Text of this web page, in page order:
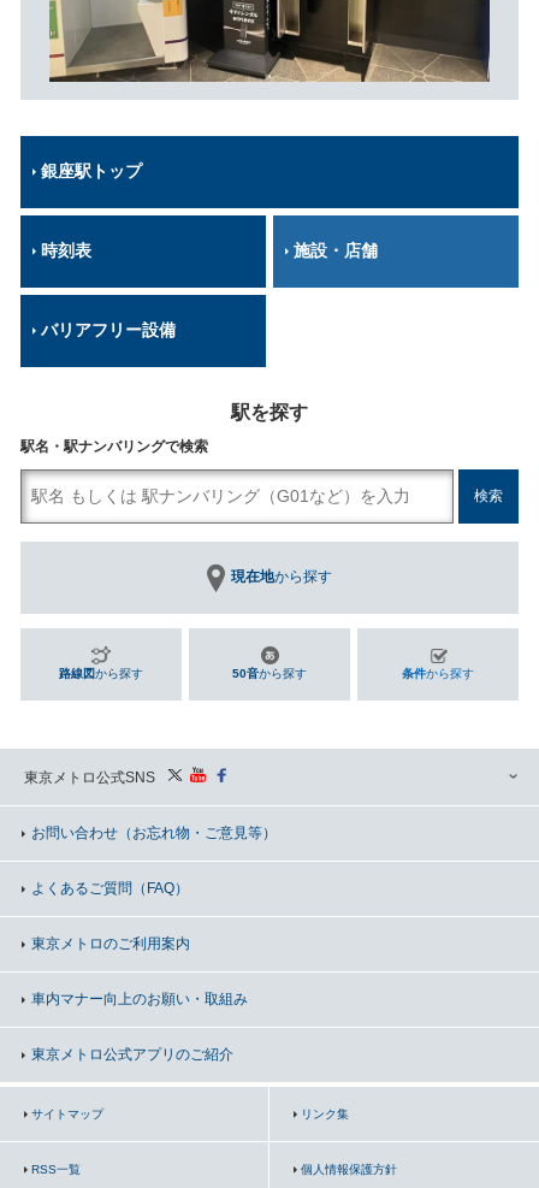
銀座駅トップ
時刻表 施設・店舗
バリアフリー設備
駅を探す
駅名・駅ナンバリングで検索
路線図から探す 50音から探す 条件から探す
現在地から探す
東京メトロ公式SNS
お問い合わせ （お忘れ物・ご意見等）
よくあるご質問（FAQ）
東京メトロのご利用案内
車内マナー向上のお願い・取組み
東京メトロ公式アプリのご紹介
サイトマップ リンク集
RSS一覧 個人情報保護方針